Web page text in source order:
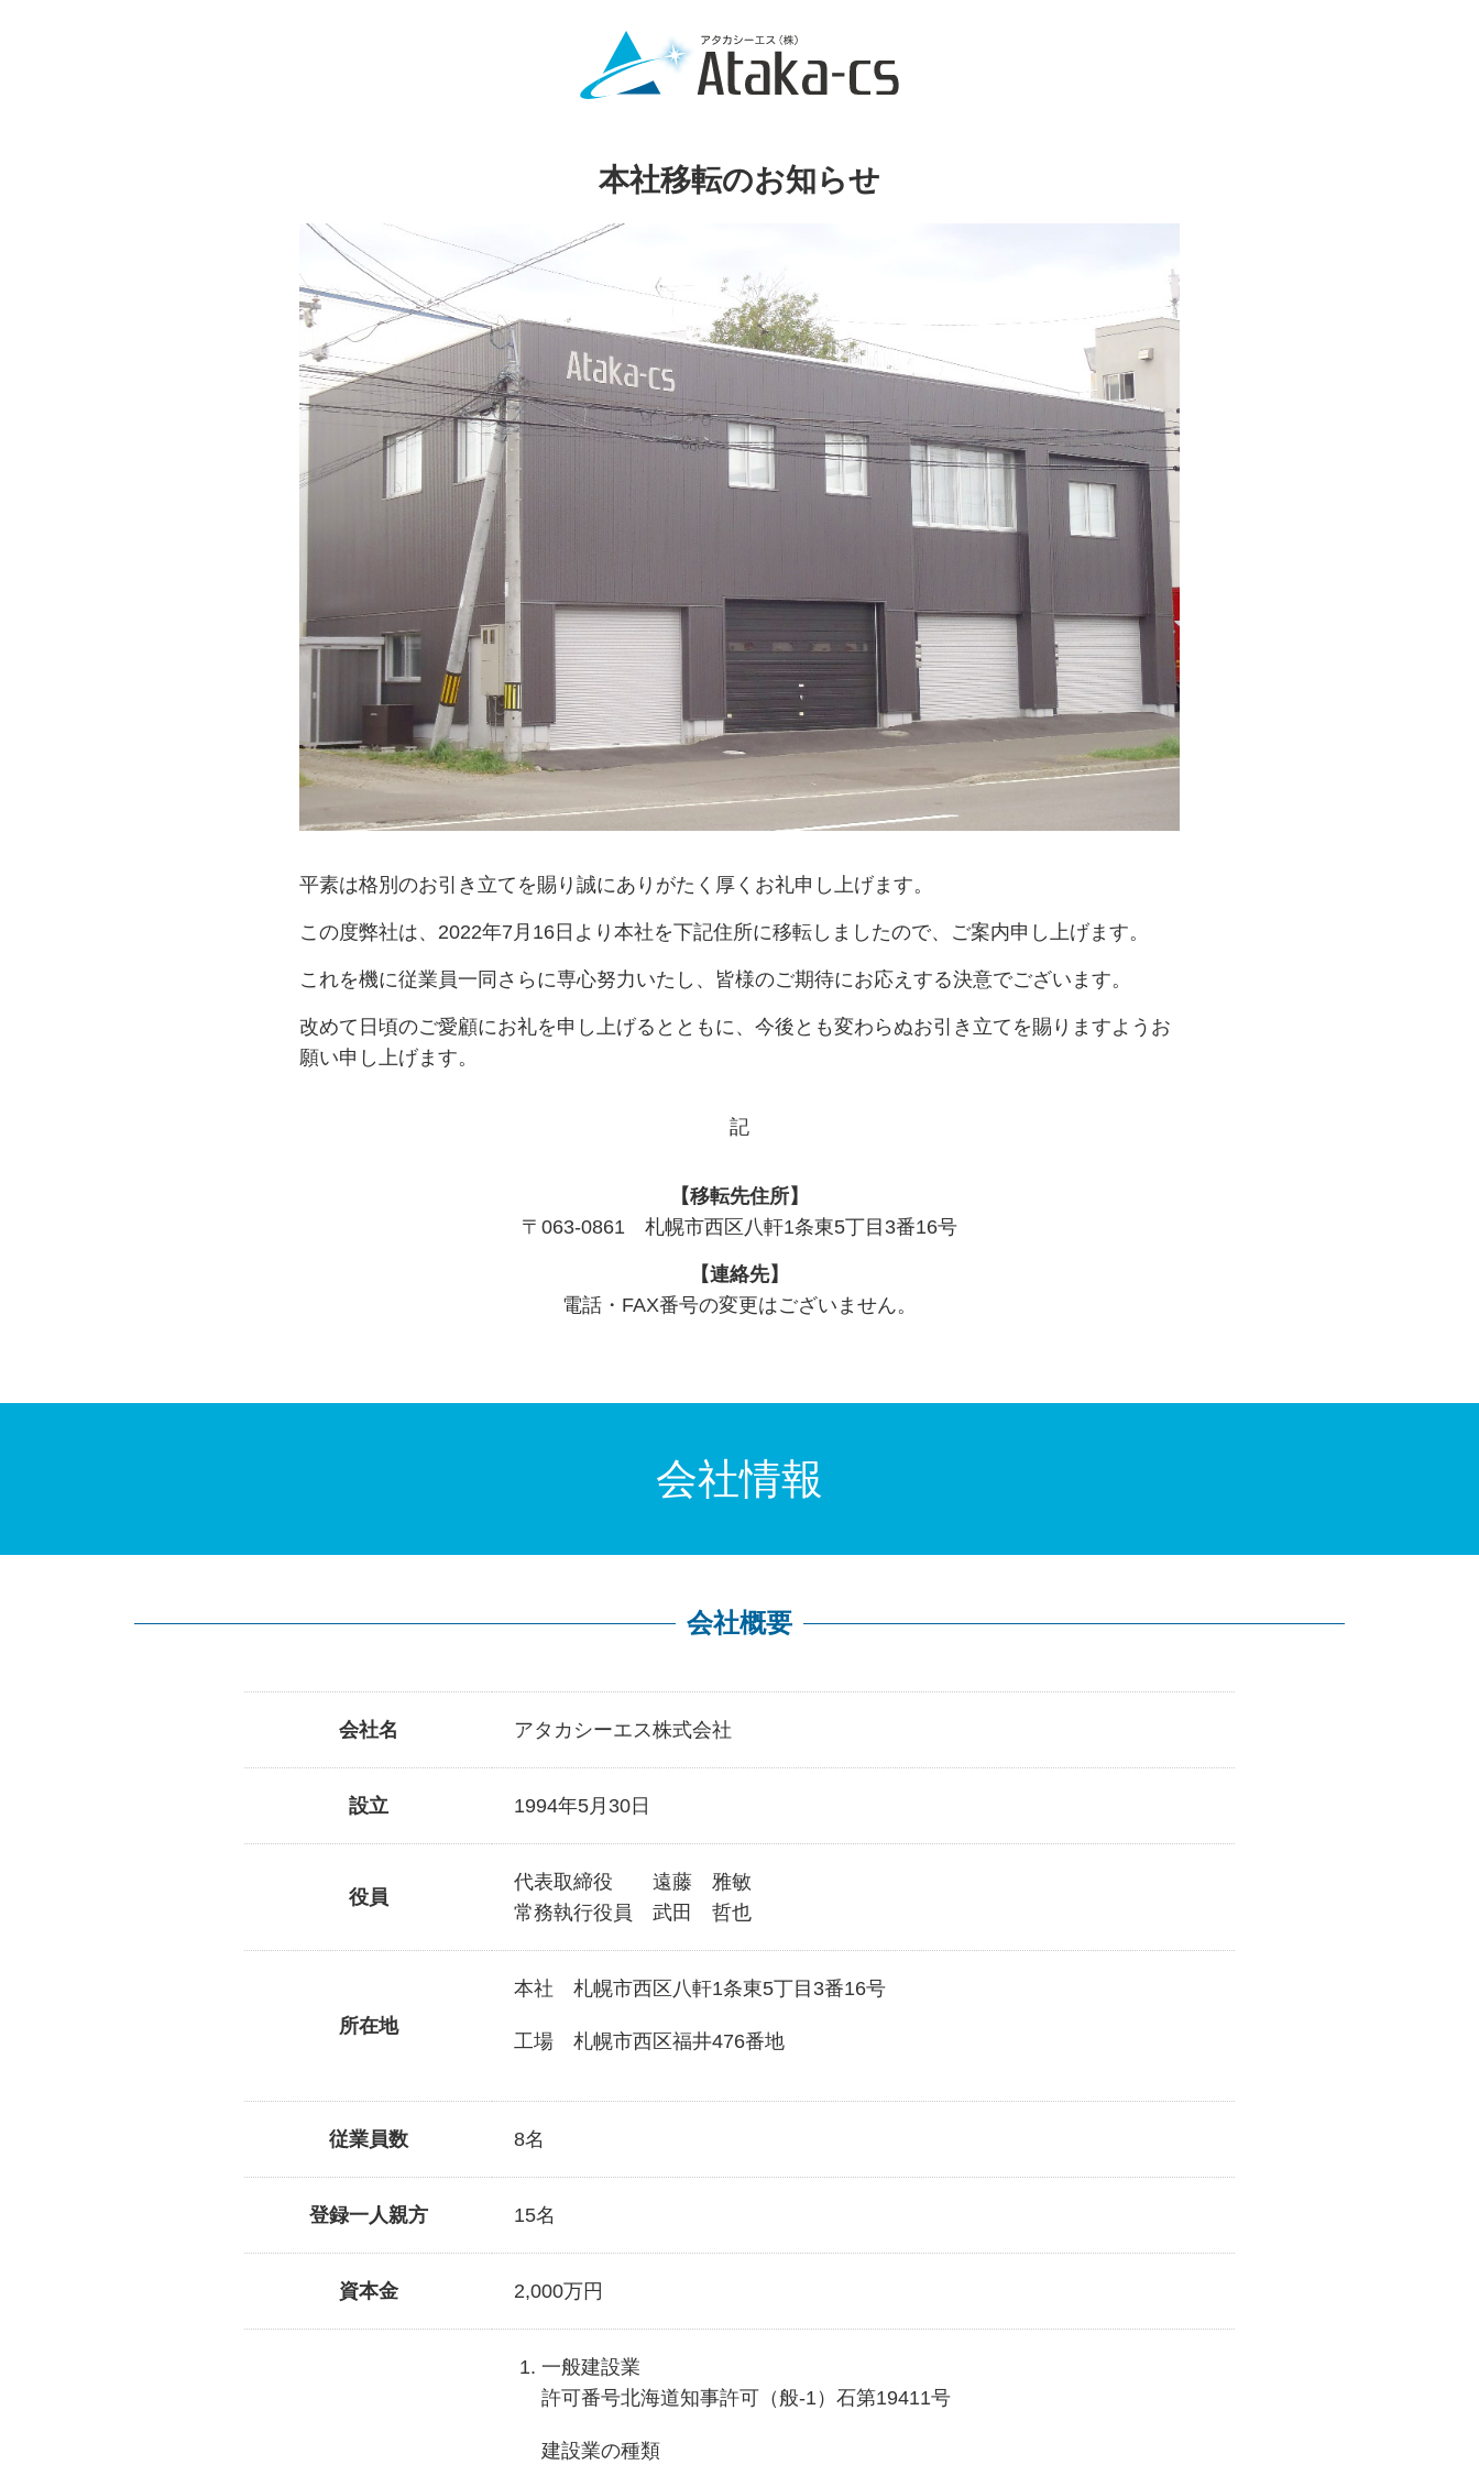
本社移転のお知らせ
平素は格別のお引き立てを賜り誠にありがたく厚くお礼申し上げます。
この度弊社は、2022年7月16日より本社を下記住所に移転しましたので、ご案内申し上げます。
これを機に従業員一同さらに専心努力いたし、皆様のご期待にお応えする決意でございます。
改めて日頃のご愛顧にお礼を申し上げるとともに、今後とも変わらぬお引き立てを賜りますようお
願い申し上げます。
記
【移転先住所】
〒063-0861 札幌市西区八軒1条東5丁目3番16号
【連絡先】
電話・FAX番号の変更はございません。
会社情報
会社概要
会社名 アタカシーエス株式会社
設立 1994年5月30日
役員
代表取締役 遠藤 雅敏
常務執行役員 武田 哲也
所在地
本社 札幌市西区八軒1条東5丁目3番16号
工場 札幌市西区福井476番地
従業員数 8名
登録一人親方 15名
資本金 2,000万円
一般建設業
許可番号北海道知事許可（般-1）石第19411号
建設業の種類